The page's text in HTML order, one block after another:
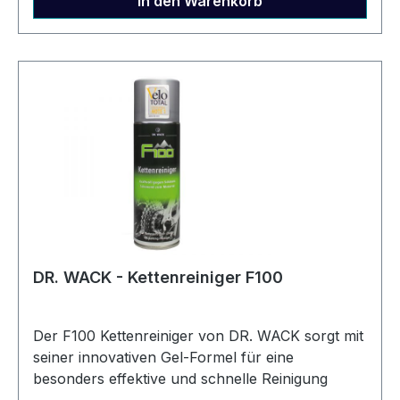
Verschleißschutz – Reduziert den Abrieb und
Korrosionsschutz – Optimal für den Einsatz bei
jeder Witterung.✔ Hohe Kriech- & Haftwirkung –
Schmierstoff dringt tief ein und bleibt dort, wo er
gebraucht wird.✔ Reduzierte
Geräuschentwicklung – Sorgt für einen
ruhigeren, gleichmäßigen Lauf. Inhalt 100 ml
Sonstiges vor Gebraucht schütteln und Kette
reinigen nicht auf Bremsscheiben, -beläge,
Bereifung und Sattel verwenden Artikelnummer
DR. WACK - Kettenreiniger F100
Der F100 Kettenreiniger von DR. WACK sorgt mit
seiner innovativen Gel-Formel für eine
besonders effektive und schnelle Reinigung